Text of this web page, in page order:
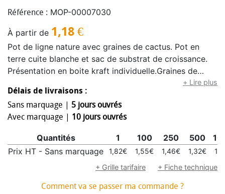
Référence : MOP-00007030
À partir de 1,18 €
Pot de ligne nature avec graines de cactus. Pot en
terre cuite blanche et sac de substrat de croissance.
Présentation en boite kraft individuelle.Graines de
+ Lire plus
Délais de livraisons :
Sans marquage | 5 jours ouvrés
Avec marquage | 10 jours ouvrés
Quantités 1 100 250 500
Prix HT - Sans marquage
1,82€ 1,55€ 1,46€ 1,32€
+ Grille tarifaire
+ Fiche technique
Comment va se passer ma commande ?